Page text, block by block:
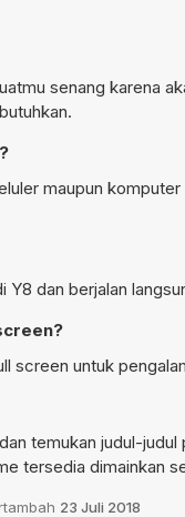
senang karena
maupun
dan berjalan
screen untuk
temukan judul-judul
tersedia dimainkan
23 Juli 2018